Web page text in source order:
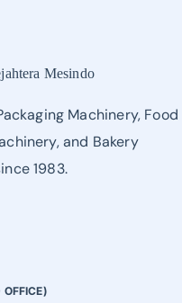
Mesindo
Machinery, Food
and Bakery
1983.